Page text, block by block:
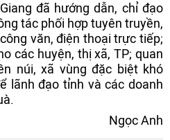
đã hướng dẫn, chỉ đạo
tác phối hợp tuyên truyền,
văn, điện thoại trực tiếp;
các huyện, thị xã, TP; quan
núi, xã vùng đặc biệt khó
lãnh đạo tỉnh và các doanh
Ngọc Anh